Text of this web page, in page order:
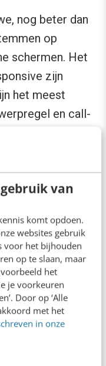
van
komt opdoen.
websites gebruik
voor het bijhouden
op te slaan, maar
het
je voorkeuren
Door op ‘Alle
met het
in onze
nog beter dan
op
schermen. Het
zijn
het meest
en call-
Android
maar
Links
om op te
of het
en dus
de mobiele